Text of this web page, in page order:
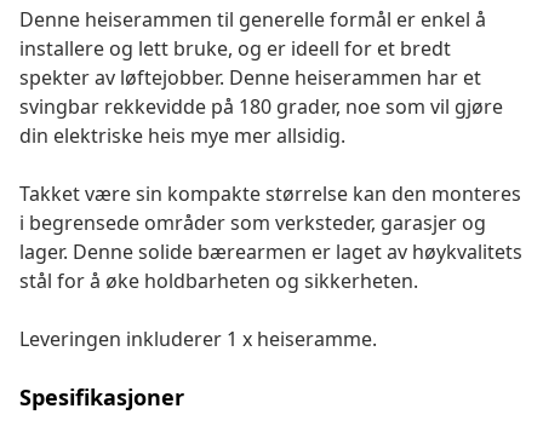
Denne heiserammen til generelle formål er enkel å
installere og lett bruke, og er ideell for et bredt
spekter av løftejobber. Denne heiserammen har et
svingbar rekkevidde på 180 grader, noe som vil gjøre
din elektriske heis mye mer allsidig.
Takket være sin kompakte størrelse kan den monteres
i begrensede områder som verksteder, garasjer og
lager. Denne solide bærearmen er laget av høykvalitets
stål for å øke holdbarheten og sikkerheten.
Leveringen inkluderer 1 x heiseramme.
Spesifikasjoner